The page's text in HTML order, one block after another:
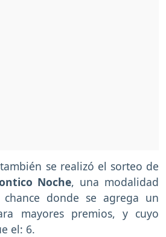
se realizó el sorteo de
Noche, una modalidad
donde se agrega un
mayores premios, y cuyo
el: 6.